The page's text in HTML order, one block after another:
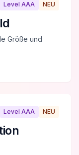
Level AAA NEU
Größe und
Level AAA NEU